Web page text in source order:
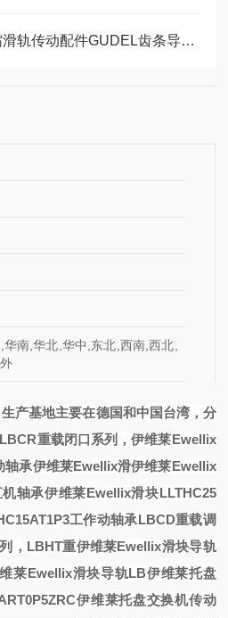
滚轮轴承ROLLON伸缩滑轨传动配件GUDEL齿条导轨福业选购
南,华北,华中,东北,西南,西北,
产基地主要在德国和中国台湾，分
重载闭口系列，伊维莱Ewellix
轴承伊维莱Ewellix滑伊维莱Ewellix
机轴承伊维莱Ewellix滑块LLTHC25
工作动轴承LBCD重载调
，LBHT重伊维莱Ewellix滑块导轨
莱Ewellix滑块导轨LB伊维莱托盘
伊维莱托盘交换机传动